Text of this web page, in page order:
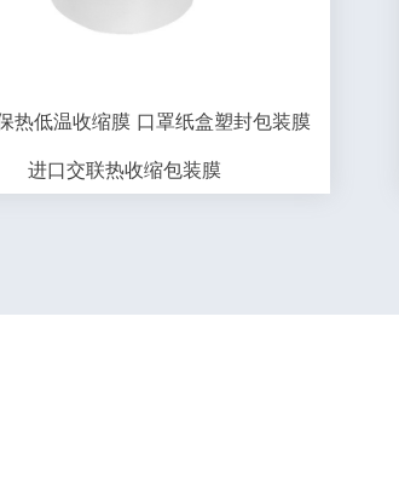
热低温收缩膜 口罩纸盒塑封包装膜
进口交联热收缩包装膜